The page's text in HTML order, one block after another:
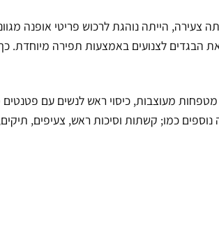
הייתה נוהגת לרכוש פריטי אופנה
לצנועים באמצעות תפירה מיוחדת. כך,
מטפחות מעוצבות, כיסוי ראש לנשים עם
כמו; קשתות וסיכות ראש, צעיפים, תיקים,